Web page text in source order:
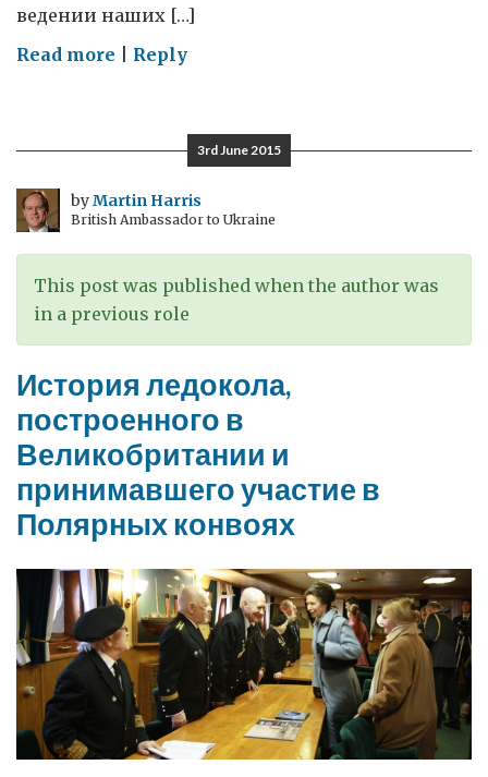
ведении наших […]
Read more onReply
3rd June 2015
byMartin Harris
British Ambassador to Ukraine
This post was published when the author was
in a previous role
История ледокола,
построенного в
Великобритании и
принимавшего участие в
Полярных конвоях